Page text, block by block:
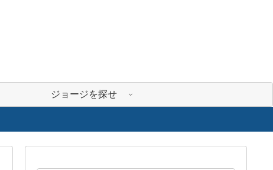
ジョージを探せ